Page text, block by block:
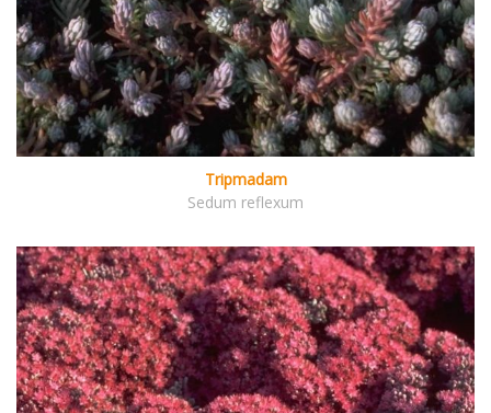
Tripmadam
Sedum reflexum